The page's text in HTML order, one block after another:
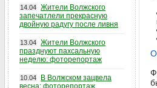
14.04 Жители Волжского
запечатлели прекрасную
двойную радугу после ливня
13.04 Жители Волжского
празднуют пахсальную
неделю: фоторепортаж
10.04
В Волжском зацвела
весна: фоторепортаж